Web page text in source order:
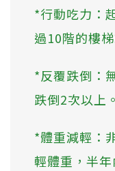
*行動吃力：
過10階的樓
*反覆跌倒：
跌倒2次以上。
*體重減輕：
輕體重，半年